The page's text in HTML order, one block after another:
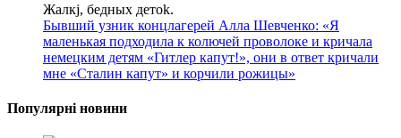
Жалкj, бедных детok.
Бывший узник концлагерей Алла Шевченко: «Я
маленькая подходила к колючей проволоке и кричала
немецким детям «Гитлер капут!», они в ответ кричали
мне «Сталин капут» и корчили рожицы»
Популярні новини